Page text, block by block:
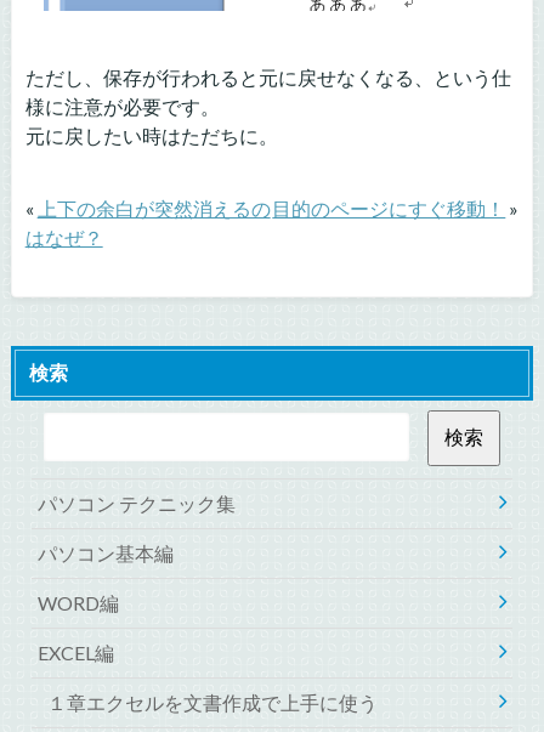
ただし、保存が行われると元に戻せなくなる、という仕
様に注意が必要です。
元に戻したい時はただちに。
« 上下の余白が突然消えるの
はなぜ？
目的のページにすぐ移動！ »
検索
パソコン テクニック集
パソコン基本編
WORD編
EXCEL編
１章エクセルを文書作成で上手に使う